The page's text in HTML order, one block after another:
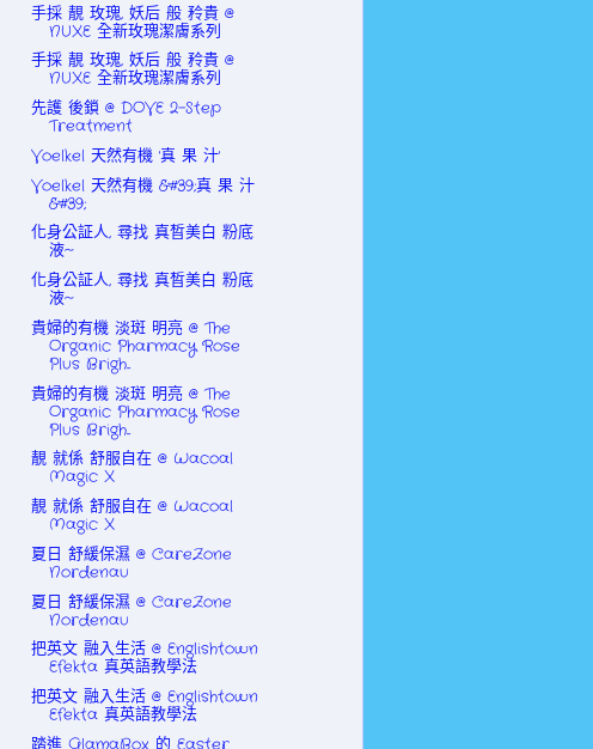
手採 靚 玫瑰, 妖后 般 矝貴 @
NUXE 全新玫瑰潔膚系列
手採 靚 玫瑰, 妖后 般 矝貴 @
NUXE 全新玫瑰潔膚系列
先護 後鎖 @ DOVE 2-Step
Treatment
Voelkel 天然有機 '真 果 汁'
Voelkel 天然有機 &#39;真 果 汁
&#39;
化身公証人, 尋找 真晳美白 粉底
液~
化身公証人, 尋找 真晳美白 粉底
液~
貴婦的有機 淡斑 明亮 @ The
Organic Pharmacy Rose
Plus Brigh...
貴婦的有機 淡斑 明亮 @ The
Organic Pharmacy Rose
Plus Brigh...
靚 就係 舒服自在 @ Wacoal
Magic X
靚 就係 舒服自在 @ Wacoal
Magic X
夏日 舒緩保濕 @ CareZone
Nordenau
夏日 舒緩保濕 @ CareZone
Nordenau
把英文 融入生活 @ Englishtown
Efekta 真英語教學法
把英文 融入生活 @ Englishtown
Efekta 真英語教學法